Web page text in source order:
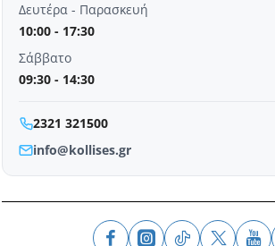
Δευτέρα - Παρασκευή
10:00 - 17:30
Σάββατο
09:30 - 14:30
2321 321500
info@kollises.gr